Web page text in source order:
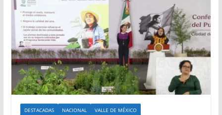
DESTACADAS NACIONAL VALLE DE MÉXICO